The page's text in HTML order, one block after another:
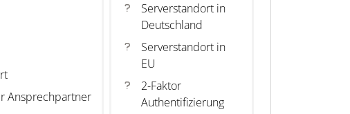
Ansprechpartner
Serverstandort in
Deutschland
Serverstandort in
EU
2-Faktor
Authentifizierung